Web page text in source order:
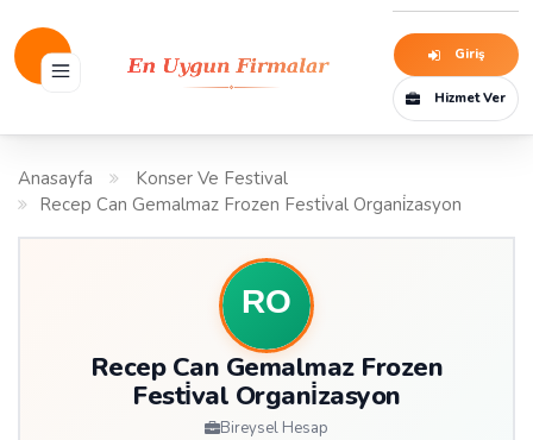
Giriş
Hizmet Ver
Anasayfa
Konser Ve Festival
Recep Can Gemalmaz Frozen Festi̇val Organi̇zasyon
Recep Can Gemalmaz Frozen
Festi̇val Organi̇zasyon
Bireysel Hesap